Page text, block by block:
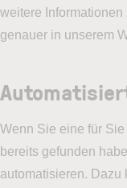
weitere
genauer in unserem
Wenn Sie eine für
bereits gefunden
automatisieren. Dazu